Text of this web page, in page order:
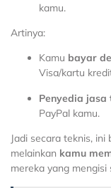
kamu.
Artinya:
Kamu bayar
Visa/kartu
Penyedia jasa
PayPal kamu.
Jadi secara teknis, ini
melainkan kamu
mereka yang mengisi